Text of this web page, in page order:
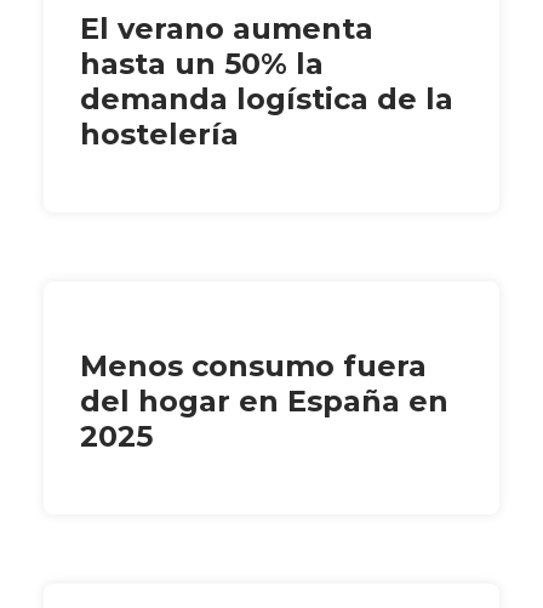
El verano aumenta
hasta un 50% la
demanda logística de la
hostelería
Menos consumo fuera
del hogar en España en
2025